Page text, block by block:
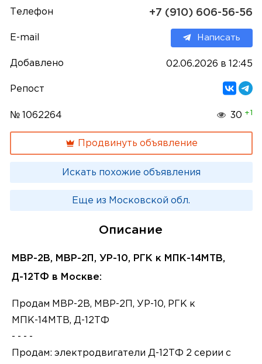
Телефон +7 (910) 606-56-56
E-mail Написать
Добавлено 02.06.2026 в 12:45
Репост
№ 1062264 30 +1
Продвинуть объявление
Искать похожие объявления
Еще из Московской обл.
Описание
МВР-2В, МВР-2П, УР-10, РГК к МПК-14МТВ,
Д-12ТФ в Москве:
Продам МВР-2В, МВР-2П, УР-10, РГК к
МПК-14МТВ, Д-12ТФ
- - - -
Продам: электродвигатели Д-12ТФ 2 серии с